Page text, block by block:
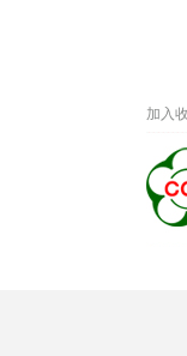
加入